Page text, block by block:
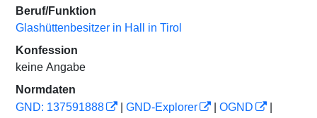
Beruf/Funktion
Glashüttenbesitzer in Hall in Tirol
Konfession
keine Angabe
Normdaten
GND: 137591888
GND-Explorer OGND